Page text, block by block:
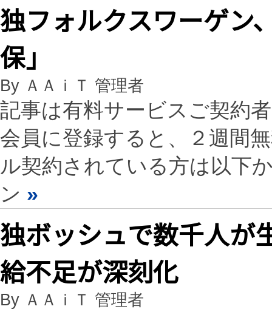
独フォルクスワーゲン
保」
By ＡＡｉＴ 管理者
記事は有料サービスご契約
会員に登録すると、２週間
ル契約されている方は以下
ン »
独ボッシュで数千人が
給不足が深刻化
By ＡＡｉＴ 管理者